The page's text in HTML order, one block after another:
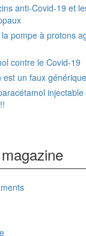
anti-Covid-19 et
pompe à protons
contre le Covid-19
est un faux